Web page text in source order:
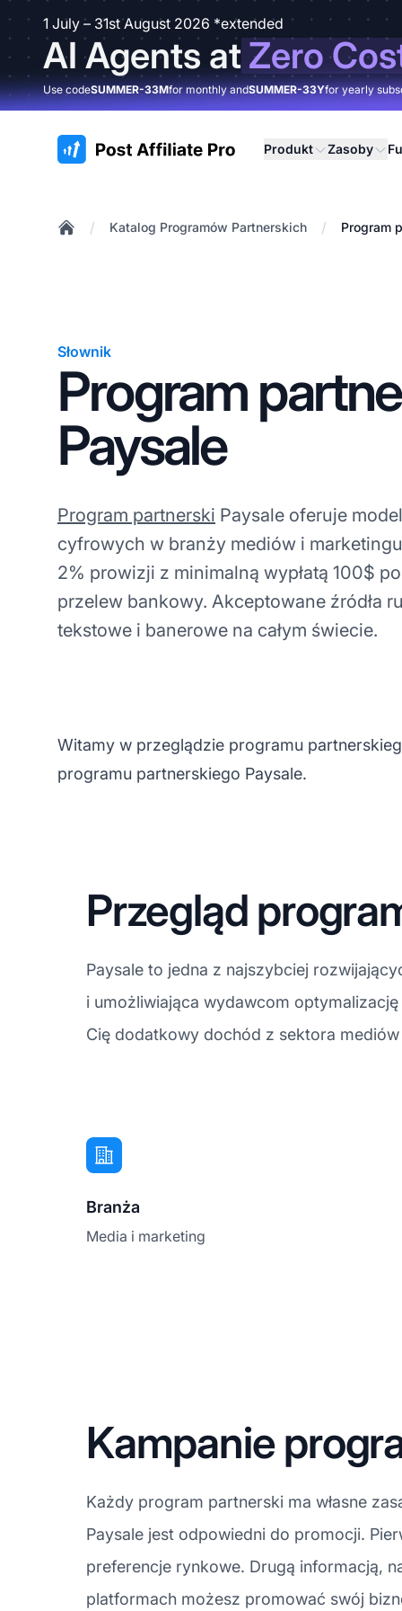
1 July – 31st August 2026 *extended
AI Agents atZero
Use codeSUMMER-33Mfor monthly andSUMMER-33Yfor yearly
:site.title Produkt Zasoby
/ Katalog Programów Partnerskich / Program
Słownik
Program
Paysale
Program partnerski Paysale oferuje
cyfrowych w branży mediów i
2% prowizji z minimalną wypłatą 100$
przelew bankowy. Akceptowane źródła
tekstowe i banerowe na całym świecie.
Witamy w przeglądzie programu
programu partnerskiego Paysale.
Przegląd
Paysale to jedna z najszybciej
i umożliwiająca wydawcom
Cię dodatkowy dochód z sektora
Branża
Media i marketing
Kampanie
Każdy program partnerski ma własne
Paysale jest odpowiedni do promocji.
preferencje rynkowe. Drugą informacją,
platformach możesz promować swój